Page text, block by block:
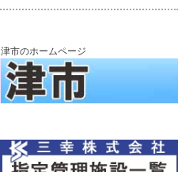
津市のホームページ